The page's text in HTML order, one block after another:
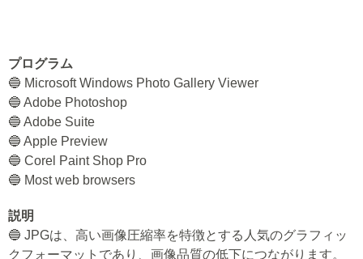
プログラム
🔵 Microsoft Windows Photo Gallery Viewer
🔵 Adobe Photoshop
🔵 Adobe Suite
🔵 Apple Preview
🔵 Corel Paint Shop Pro
🔵 Most web browsers
説明
🔵 JPGは、高い画像圧縮率を特徴とする人気のグラフィッ
クフォーマットであり、画像品質の低下につながります。